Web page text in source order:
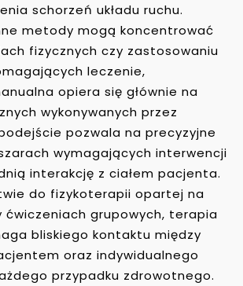
schorzeń układu ruchu.
metody mogą koncentrować
fizycznych czy zastosowaniu
leczenie,
opiera się głównie na
wykonywanych przez
pozwala na precyzyjne
wymagających interwencji
interakcję z ciałem pacjenta.
do fizykoterapii opartej na
ćwiczeniach grupowych, terapia
bliskiego kontaktu między
oraz indywidualnego
przypadku zdrowotnego.